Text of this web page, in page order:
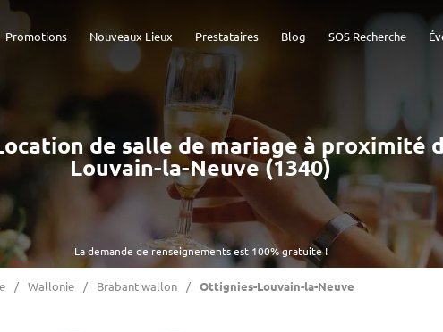
SOS Recherche
Blog
Prestataires
Nouveaux Lieux
Promotions
La demande de renseignements est 100% gratuite !
de salle de mariage à proximité
Louvain-la-Neuve (1340)
Wallonie Brabant wallon Ottignies-Louvain-la-Neuve